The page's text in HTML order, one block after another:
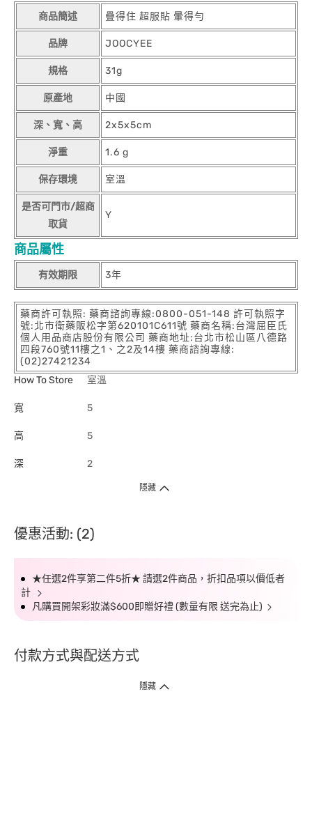
商品簡述 疊得住 超服貼 暈得勻
品牌 JOOCYEE
規格 31g
原產地 中國
深、寬、高 2x5x5cm
淨重 1.6 g
保存環境 室溫
是否可門市/超商
取貨
Y
商品屬性
有效期限 3年
藥商許可執照: 藥商諮詢專線:0800-051-148 許可執照字
號:北市衛藥販松字第620101C611號 藥商名稱:台灣屈臣氏
個人用品商店股份有限公司 藥商地址:台北市松山區八德路
四段760號11樓之1、之2及14樓 藥商諮詢專線:
(02)27421234
How To Store
室溫
寬 5
高 5
深 2
隱藏
優惠活動: (2)
★任選2件享第二件5折★ 請選2件商品，折扣品項以價低者
計
凡購買開架彩妝滿$600即贈好禮 (數量有限 送完為止)
付款方式與配送方式
隱藏